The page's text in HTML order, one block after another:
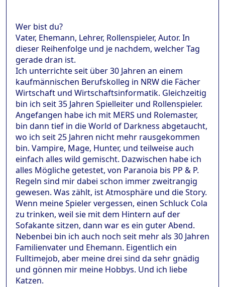
Wer bist du?
Vater, Ehemann, Lehrer, Rollenspieler, Autor. In
dieser Reihenfolge und je nachdem, welcher Tag
gerade dran ist.
Ich unterrichte seit über 30 Jahren an einem
kaufmännischen Berufskolleg in NRW die Fächer
Wirtschaft und Wirtschaftsinformatik. Gleichzeitig
bin ich seit 35 Jahren Spielleiter und Rollenspieler.
Angefangen habe ich mit MERS und Rolemaster,
bin dann tief in die World of Darkness abgetaucht,
wo ich seit 25 Jahren nicht mehr rausgekommen
bin. Vampire, Mage, Hunter, und teilweise auch
einfach alles wild gemischt. Dazwischen habe ich
alles Mögliche getestet, von Paranoia bis PP & P.
Regeln sind mir dabei schon immer zweitrangig
gewesen. Was zählt, ist Atmosphäre und die Story.
Wenn meine Spieler vergessen, einen Schluck Cola
zu trinken, weil sie mit dem Hintern auf der
Sofakante sitzen, dann war es ein guter Abend.
Nebenbei bin ich auch noch seit mehr als 30 Jahren
Familienvater und Ehemann. Eigentlich ein
Fulltimejob, aber meine drei sind da sehr gnädig
und gönnen mir meine Hobbys. Und ich liebe
Katzen.